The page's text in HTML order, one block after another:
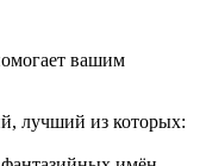
вашим
лучший из которых: